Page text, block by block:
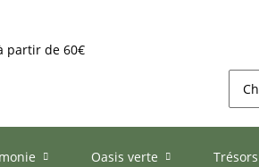
partir de 60€
Oasis verte